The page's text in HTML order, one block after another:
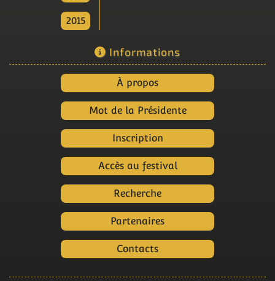
2015
Informations
À propos
Mot de la Présidente
Inscription
Accès au festival
Recherche
Partenaires
Contacts